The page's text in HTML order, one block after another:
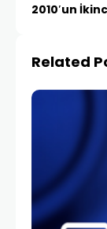
2010′un
Related